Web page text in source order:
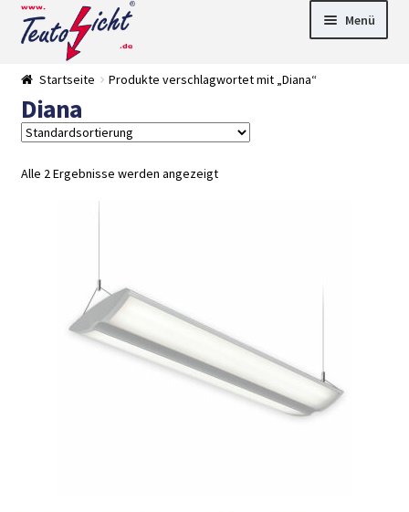
Zur
Navigation
springen
Springe
zum
Menü
►
Startseite Produkte verschlagwortet mit „Diana“
Diana
Alle 2 Ergebnisse werden angezeigt